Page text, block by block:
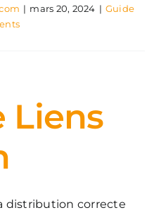
| mars 20, 2024 | Guide
Liens
distribution correcte